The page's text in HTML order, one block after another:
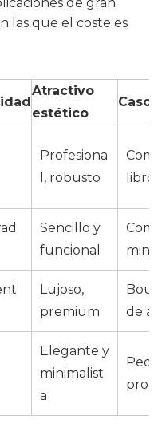
las que el coste es
Atractivo
estético
Profesiona
l, robusto
Sencillo y
funcional
Lujoso,
premium
de
Elegante y
minimalist
a